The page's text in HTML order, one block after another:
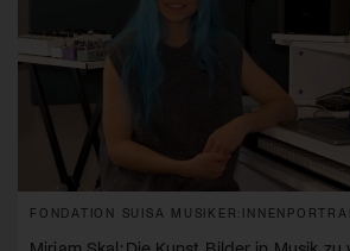
FONDATION SUISA